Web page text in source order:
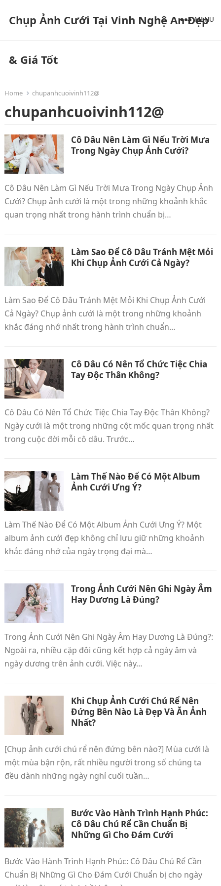
Chụp Ảnh Cưới Tại Vinh Nghệ An Đẹp
& Giá Tốt
MENU
Home chupanhcuoivinh112@
chupanhcuoivinh112@
Cô Dâu Nên Làm Gì Nếu Trời Mưa
Trong Ngày Chụp Ảnh Cưới?
Cô Dâu Nên Làm Gì Nếu Trời Mưa Trong Ngày Chụp Ảnh
Cưới? Chụp ảnh cưới là một trong những khoảnh khắc
quan trọng nhất trong hành trình chuẩn bị…
Làm Sao Để Cô Dâu Tránh Mệt Mỏi
Khi Chụp Ảnh Cưới Cả Ngày?
Làm Sao Để Cô Dâu Tránh Mệt Mỏi Khi Chụp Ảnh Cưới
Cả Ngày? Chụp ảnh cưới là một trong những khoảnh
khắc đáng nhớ nhất trong hành trình chuẩn…
Cô Dâu Có Nên Tổ Chức Tiệc Chia
Tay Độc Thân Không?
Cô Dâu Có Nên Tổ Chức Tiệc Chia Tay Độc Thân Không?
Ngày cưới là một trong những cột mốc quan trọng nhất
trong cuộc đời mỗi cô dâu. Trước…
Làm Thế Nào Để Có Một Album
Ảnh Cưới Ưng Ý?
Làm Thế Nào Để Có Một Album Ảnh Cưới Ưng Ý? Một
album ảnh cưới đẹp không chỉ lưu giữ những khoảnh
khắc đáng nhớ của ngày trọng đại mà…
Trong Ảnh Cưới Nên Ghi Ngày Âm
Hay Dương Là Đúng?
Trong Ảnh Cưới Nên Ghi Ngày Âm Hay Dương Là Đúng?:
Ngoài ra, nhiều cặp đôi cũng kết hợp cả ngày âm và
ngày dương trên ảnh cưới. Việc này…
Khi Chụp Ảnh Cưới Chú Rể Nên
Đứng Bên Nào Là Đẹp Và Ăn Ảnh
Nhất?
[Chụp ảnh cưới chú rể nên đứng bên nào?] Mùa cưới là
một mùa bận rộn, rất nhiều người trong số chúng ta
đều dành những ngày nghỉ cuối tuần…
Bước Vào Hành Trình Hạnh Phúc:
Cô Dâu Chú Rể Cần Chuẩn Bị
Những Gì Cho Đám Cưới
Bước Vào Hành Trình Hạnh Phúc: Cô Dâu Chú Rể Cần
Chuẩn Bị Những Gì Cho Đám Cưới Chuẩn bị cho ngày